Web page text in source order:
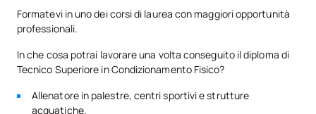
Formatevi in uno dei corsi di laurea con maggiori opportunità
professionali.
In che cosa potrai lavorare una volta conseguito il diploma di
Tecnico Superiore in Condizionamento Fisico?
Allenatore in palestre, centri sportivi e strutture
acquatiche.